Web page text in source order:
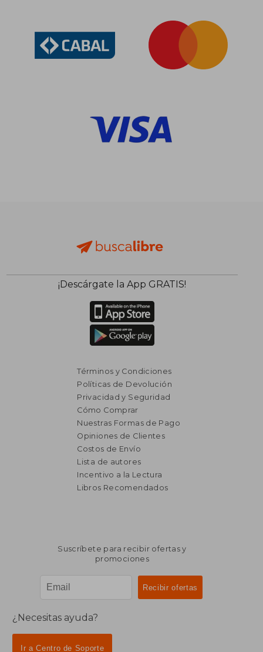
¡Descárgate la App GRATIS!
Términos y Condiciones
Políticas de Devolución
Privacidad y Seguridad
Cómo Comprar
Nuestras Formas de Pago
Opiniones de Clientes
Costos de Envío
Lista de autores
Incentivo a la Lectura
Libros Recomendados
Suscríbete para recibir ofertas y
promociones
¿Necesitas ayuda?
Ir a Centro de Soporte